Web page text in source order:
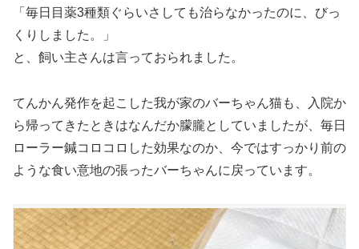
「毎日目薬3種類ぐらいさしても治らなかったのに、びっ
くりしました。」
と、飼い主さんは言っておられました。
てんかん発作を起こした我が家のバーちゃん猫も、入院か
ら帰ってきたときはなんだか朦朧としていましたが、毎日
ローラー鍼コロコロした効果なのか、今ではすっかり前の
ような食い意地の張ったバーちゃんに戻っています。